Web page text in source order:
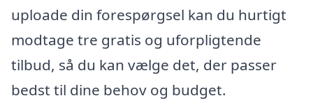
uploade din forespørgsel kan du hurtigt
modtage tre gratis og uforpligtende
tilbud, så du kan vælge det, der passer
bedst til dine behov og budget.